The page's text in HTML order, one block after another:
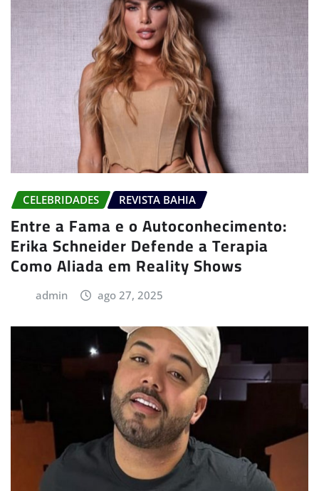
CELEBRIDADES REVISTA BAHIA
Entre a Fama e o Autoconhecimento:
Erika Schneider Defende a Terapia
Como Aliada em Reality Shows
admin ago 27, 2025